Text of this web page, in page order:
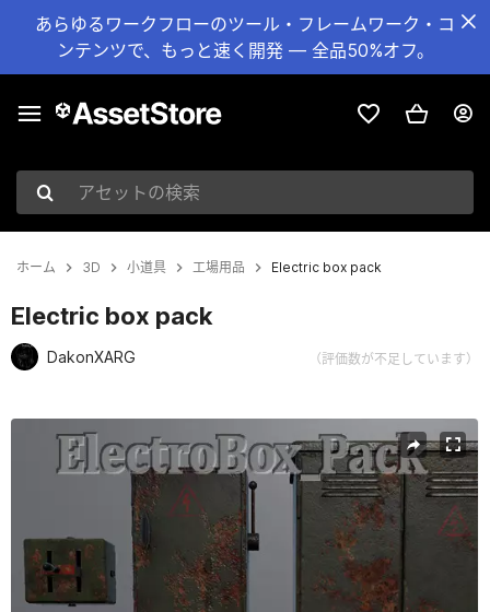
あらゆるワークフローのツール・フレームワーク・コ
ンテンツで、もっと速く開発 — 全品50%オフ。
アセットの検索
ホーム 3D 小道具 工場用品 Electric box pack
Electric box pack
DakonXARG （評価数が不足しています）
現在のスライド：1 / 9